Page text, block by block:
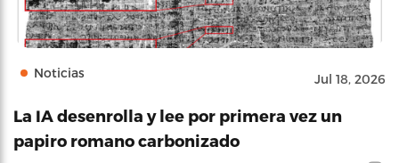
Noticias Jul 18, 2026
La IA desenrolla y lee por primera vez un
papiro romano carbonizado